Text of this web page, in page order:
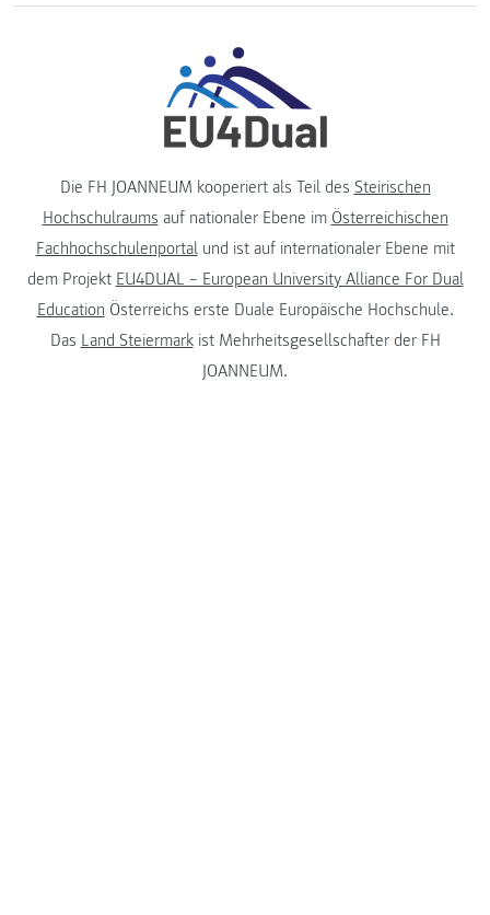
Die FH JOANNEUM kooperiert als Teil des Steirischen
Hochschulraums auf nationaler Ebene im Österreichischen
Fachhochschulenportalund ist auf internationaler Ebene mit
dem Projekt EU4DUAL – European University Alliance For Dual
Education Österreichs erste Duale Europäische Hochschule.
Das Land Steiermarkist Mehrheitsgesellschafter der FH
JOANNEUM.